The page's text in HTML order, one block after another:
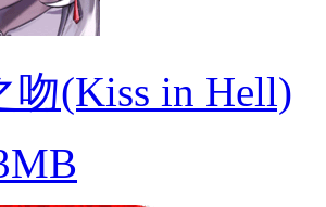
吻(Kiss in Hell)